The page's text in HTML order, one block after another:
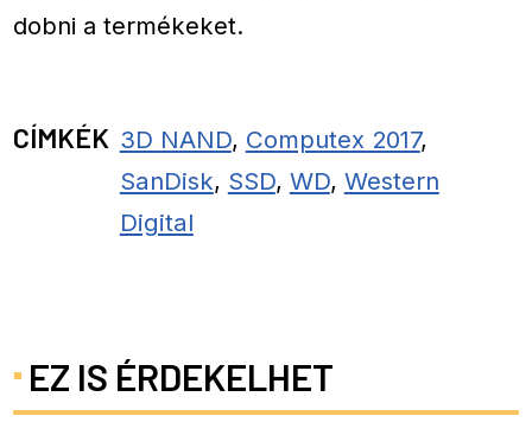
dobni a termékeket.
CÍMKÉK 3D NAND, Computex 2017,
SanDisk, SSD, WD, Western
Digital
EZ IS ÉRDEKELHET